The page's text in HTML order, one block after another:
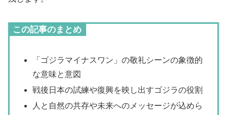
この記事のまとめ
「ゴジラマイナスワン」の敬礼シーンの象徴的
な意味と意図
戦後日本の試練や復興を映し出すゴジラの役割
人と自然の共存や未来へのメッセージが込めら